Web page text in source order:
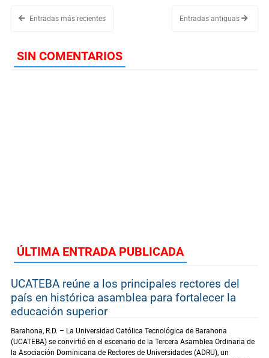
Entradas más recientes Entradas antiguas
SIN COMENTARIOS
ÚLTIMA ENTRADA PUBLICADA
UCATEBA reúne a los principales rectores del
país en histórica asamblea para fortalecer la
educación superior
Barahona, R.D. – La Universidad Católica Tecnológica de Barahona
(UCATEBA) se convirtió en el escenario de la Tercera Asamblea Ordinaria de
la Asociación Dominicana de Rectores de Universidades (ADRU), un